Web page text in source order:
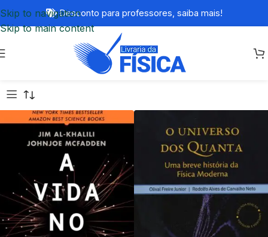
Skip to navigation
Skip to main content
Desconto para professores, saiba mais!